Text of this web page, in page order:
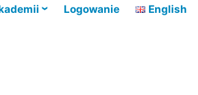
Logowanie English